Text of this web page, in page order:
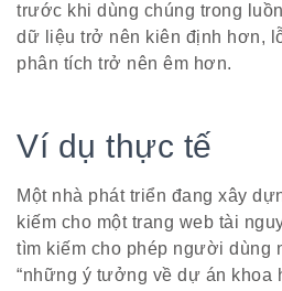
trước khi dùng chúng trong
dữ liệu trở nên kiên định hơn,
phân tích trở nên êm hơn.
Ví dụ thực tế
Một nhà phát triển đang xây
kiếm cho một trang web tài
tìm kiếm cho phép người dùng
“những ý tưởng về dự án khoa